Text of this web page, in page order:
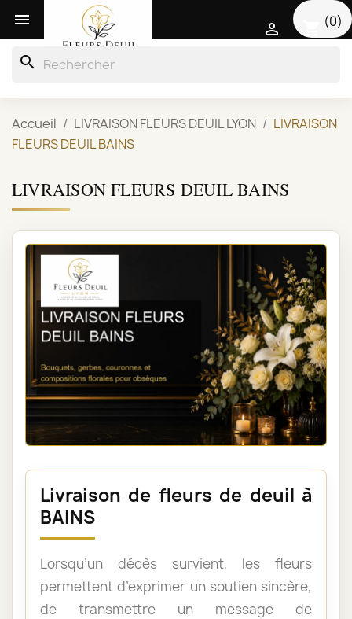
 (0)

search
Accueil LIVRAISON FLEURS DEUIL LYON
LIVRAISON
FLEURS DEUIL BAINS
LIVRAISON FLEURS DEUIL BAINS
Livraison de fleurs de deuil à
BAINS
Lorsqu’un décès survient, les fleurs
permettent d’exprimer un soutien sincère,
de transmettre un message de